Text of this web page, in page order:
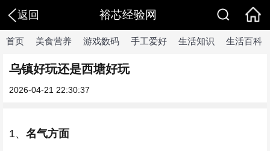
返回 裕芯经验网
首页 美食营养 游戏数码 手工爱好 生活知识 生活百科
乌镇好玩还是西塘好玩
2026-04-21 22:30:37
1、 名气方面